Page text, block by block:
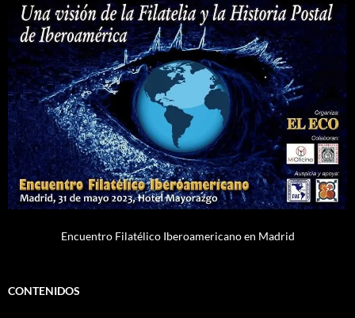
Encuentro Filatélico Iberoamericano en Madrid
CONTENIDOS